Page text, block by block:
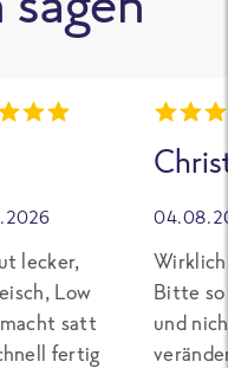
lecker,
Low
satt
fertig
Bitte so
und